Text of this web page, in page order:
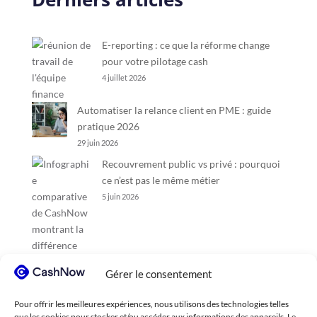
Gérer le consentement
Pour offrir les meilleures expériences, nous utilisons des technologies telles
E-reporting : ce que la réforme change
pour votre pilotage cash
4 juillet 2026
Automatiser la relance client en PME : guide
pratique 2026
29 juin 2026
Recouvrement public vs privé : pourquoi
ce n’est pas le même métier
5 juin 2026